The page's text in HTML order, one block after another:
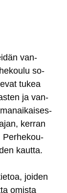
van­
so­
tu­kea
ja van­
ker­ran
Per­he­kou­
kaut­ta.
joi­den
omis­ta